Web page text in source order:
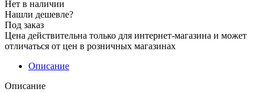
Нет в наличии
Нашли дешевле?
Под заказ
Цена действительна только для интернет-магазина и может
отличаться от цен в розничных магазинах
Описание
Описание